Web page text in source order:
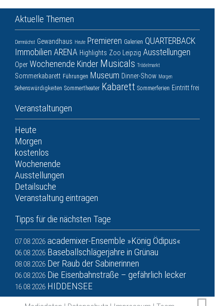
Aktuelle Themen
Demnächst Gewandhaus Heute Premieren Galerien QUARTERBACK
Immobilien ARENA Highlights Zoo Leipzig Ausstellungen
Oper Wochenende Kinder Musicals Trödelmarkt
Sommerkabarett Führungen Museum Dinner-Show Morgen
Sehenswürdigkeiten Sommertheater Kabarett Sommerferien Eintritt frei
Veranstaltungen
Heute
Morgen
kostenlos
Wochenende
Ausstellungen
Detailsuche
Veranstaltung eintragen
Tipps für die nächsten Tage
07.08.2026 academixer-Ensemble »König Ödipus«
06.08.2026 Baseballschlägerjahre in Grünau
08.08.2026 Der Raub der Sabinerinnen
06.08.2026 Die Eisenbahnstraße – gefährlich lecker
16.08.2026 HIDDENSEE